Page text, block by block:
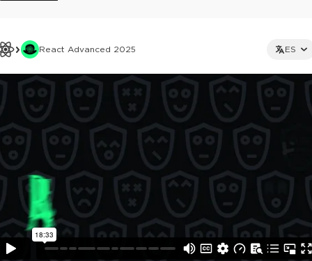
React Advanced 2025 ES
This ad is not shown to multipass and full ticket holders